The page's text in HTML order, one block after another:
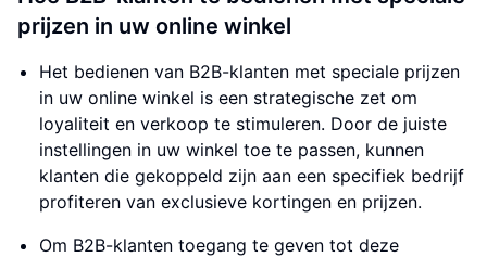
prijzen in uw online winkel
Het bedienen van B2B-klanten met speciale prijzen
in uw online winkel is een strategische zet om
loyaliteit en verkoop te stimuleren. Door de juiste
instellingen in uw winkel toe te passen, kunnen
klanten die gekoppeld zijn aan een specifiek bedrijf
profiteren van exclusieve kortingen en prijzen.
Om B2B-klanten toegang te geven tot deze